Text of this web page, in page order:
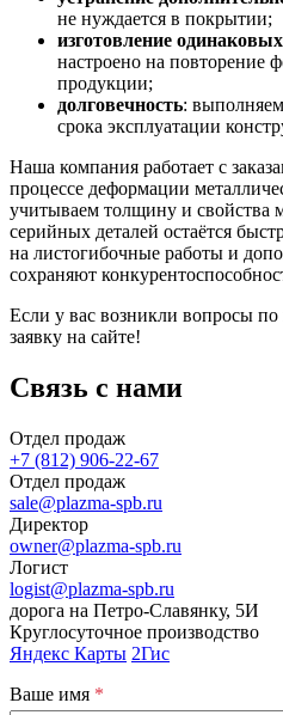
не нуждается в покрытии;
изготовление
настроено на повторение
продукции;
долговечность:
срока эксплуатации
Наша компания работает с
процессе деформации
учитываем толщину и свойства
серийных деталей остаётся
на листогибочные работы и
сохраняют
Если у вас возникли вопросы по
заявку на сайте!
Связь с нами
Отдел продаж
+7 (812) 906-22-67
Отдел продаж
sale@plazma-spb.ru
Директор
owner@plazma-spb.ru
Логист
logist@plazma-spb.ru
дорога на Петро-Славянку, 5И
Круглосуточное производство
Яндекс Карты 2Гис
Ваше имя *